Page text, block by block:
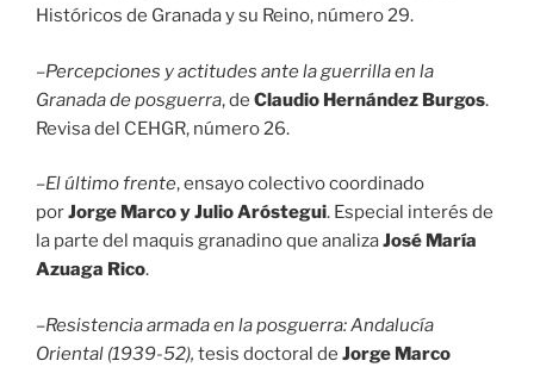
Históricos de Granada y su Reino, número 29.
–Percepciones y actitudes ante la guerrilla en la
Granada de posguerra, de Claudio Hernández Burgos.
Revisa del CEHGR, número 26.
–El último frente, ensayo colectivo coordinado
porJorge Marco y Julio Aróstegui. Especial interés de
la parte del maquis granadino que analizaJosé María
Azuaga Rico.
–Resistencia armada en la posguerra: Andalucía
Oriental (1939-52), tesis doctoral de Jorge Marco